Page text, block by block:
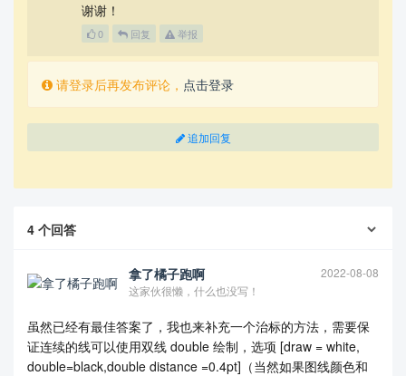
谢谢！
0 回复 举报
请登录后再发布评论， 点击登录
追加回复
4 个回答
拿了橘子跑啊
2022-08-08
这家伙很懒，什么也没写！
虽然已经有最佳答案了，我也来补充一个治标的方法，需要保
证连续的线可以使用双线 double 绘制，选项 [draw = white,
double=black,double distance =0.4pt]（当然如果图线颜色和